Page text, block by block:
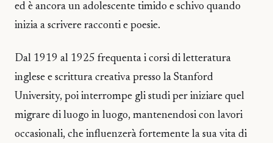
ed è ancora un adolescente timido e schivo quando
inizia a scrivere racconti e poesie.
Dal 1919 al 1925 frequenta i corsi di letteratura
inglese e scrittura creativa presso la Stanford
University, poi interrompe gli studi per iniziare quel
migrare di luogo in luogo, mantenendosi con lavori
occasionali, che influenzerà fortemente la sua vita di